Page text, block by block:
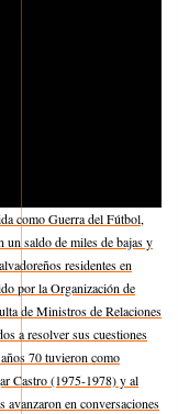
como Guerra del Fútbol,
saldo de miles de bajas y
residentes en
por la Organización de
de Ministros de Relaciones
a resolver sus cuestiones
70 tuvieron como
Castro (1975-1978) y al
avanzaron en conversaciones